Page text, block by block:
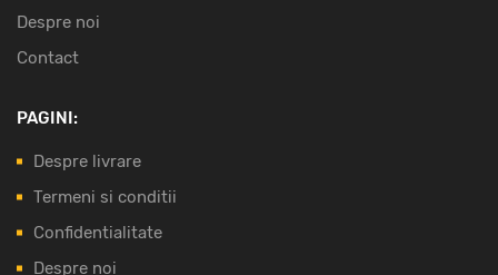
Despre noi
Contact
PAGINI:
Despre livrare
Termeni si conditii
Confidentialitate
Despre noi